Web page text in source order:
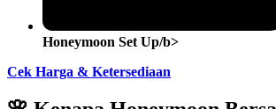
Honeymoon Set Up/b>
Cek Harga & Ketersediaan